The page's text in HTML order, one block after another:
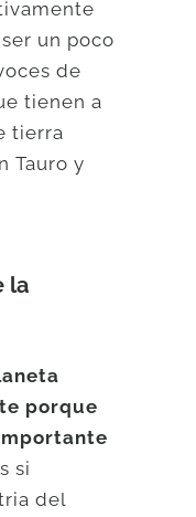
un poco
de
tienen a
tierra
Tauro y
la
porque
si
del